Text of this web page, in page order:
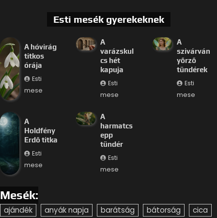
Esti mesék gyerekeknek
A hóvirág
titkos
órája
Esti
mese
A
varázskul
cs hét
kapuja
Esti
mese
A
szivárván
yőrző
tündérek
Esti
mese
A
Holdfény
Erdő titka
Esti
mese
A
harmatcs
epp
tündér
Esti
mese
Mesék:
ajándék anyák napja barátság bátorság
cica